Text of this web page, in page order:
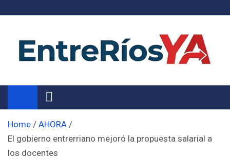
Noticias de Entre Ríos
Información de toda la provincia ahora
Home
AHORA
El gobierno entrerriano mejoró la propuesta salarial a
los docentes